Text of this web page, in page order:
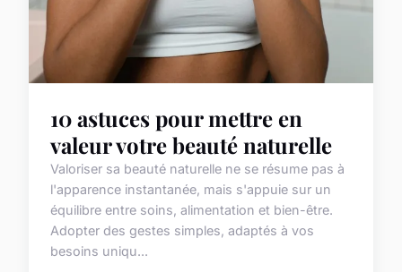
10 astuces pour mettre en
valeur votre beauté naturelle
Valoriser sa beauté naturelle ne se résume pas à
l'apparence instantanée, mais s'appuie sur un
équilibre entre soins, alimentation et bien-être.
Adopter des gestes simples, adaptés à vos
besoins uniqu...